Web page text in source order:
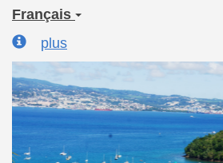
Français
plus
Previous